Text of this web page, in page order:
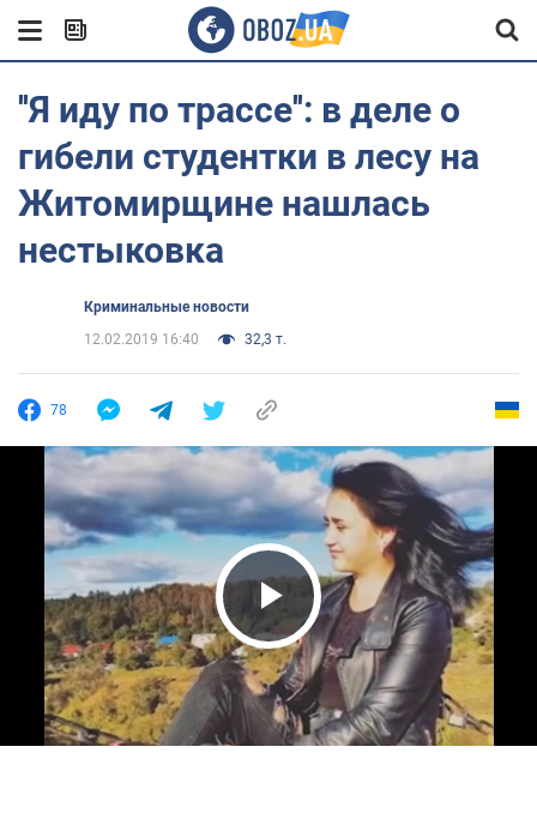
''Я иду по трассе'': в деле о
гибели студентки в лесу на
Житомирщине нашлась
нестыковка
Криминальные новости
12.02.2019 16:40
32,3 т.
78
Play Video